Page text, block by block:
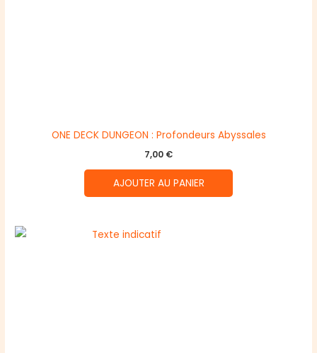
ONE DECK DUNGEON : Profondeurs Abyssales
7,00 €
AJOUTER AU PANIER